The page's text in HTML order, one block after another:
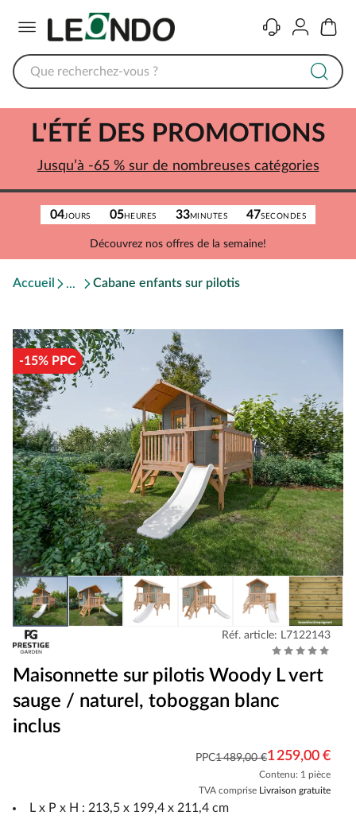
ContactComptePanier
04JOURS 05HEURES 33MINUTES 47SECONDES
Découvrez nos offres de la semaine!
L'ÉTÉ DES PROMOTIONS
Jusqu’à -65 % sur de nombreuses catégories
Accueil Cabane enfants sur pilotis
-15% PPC
Réf. article: L7122143
Maisonnette sur pilotis Woody L vert
sauge / naturel, toboggan blanc
inclus
PPC1 489,00 €1 259,00 €
Contenu: 1 pièce
TVA comprise Livraison gratuite
L x P x H : 213,5 x 199,4 x 211,4 cm